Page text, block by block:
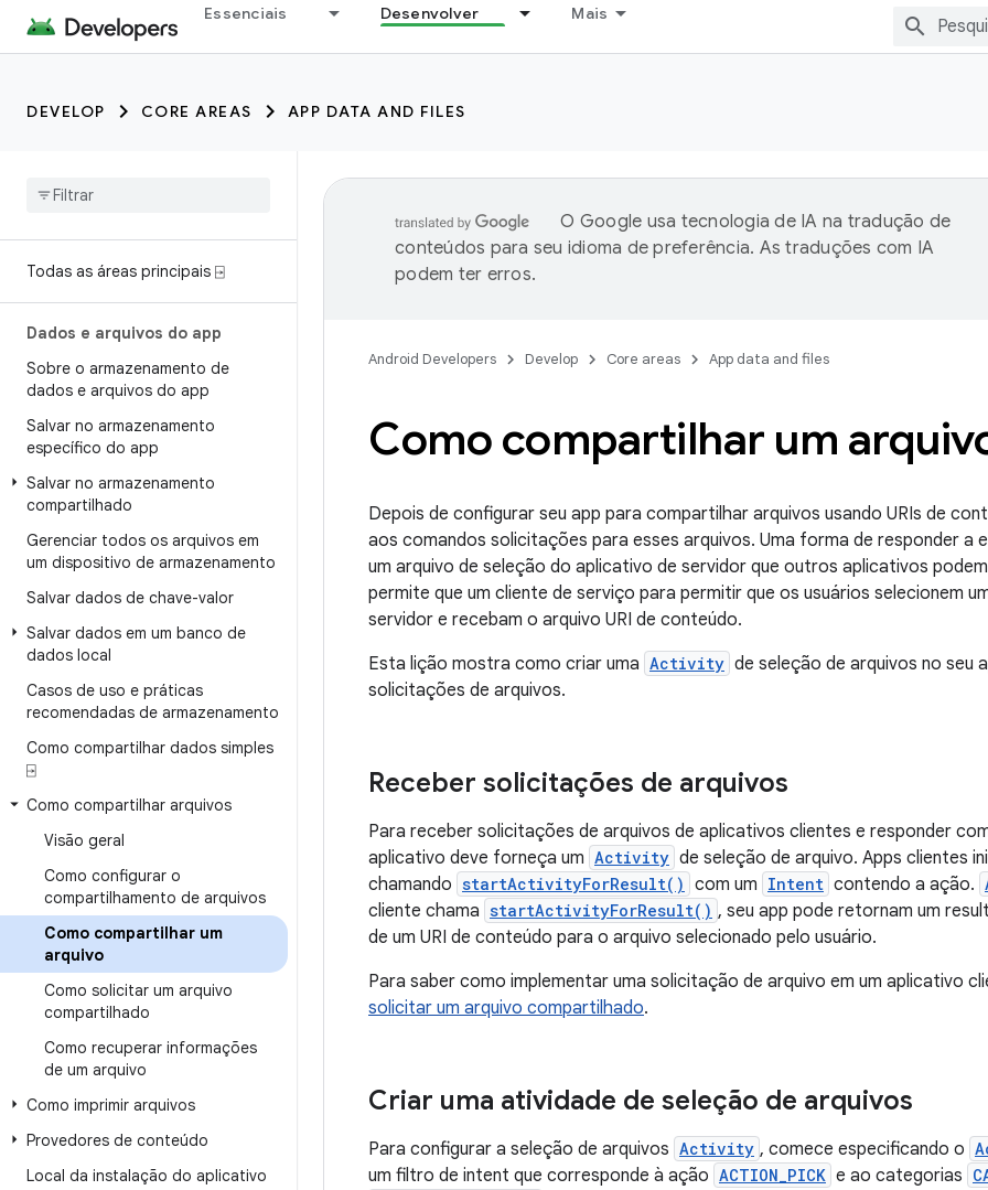
Essenciais Desenvolver Mais
DEVELOP CORE AREAS APP DATA AND FILES
Todas as áreas principais ⍈
Dados e arquivos do app
Sobre o armazenamento de
dados e arquivos do app
Salvar no armazenamento
específico do app
Salvar no armazenamento
compartilhado
Gerenciar todos os arquivos em
um dispositivo de armazenamento
Salvar dados de chave-valor
Salvar dados em um banco de
dados local
Casos de uso e práticas
recomendadas de armazenamento
Como compartilhar dados simples
⍈
Como compartilhar arquivos
Visão geral
Como configurar o
compartilhamento de arquivos
Como compartilhar um
arquivo
Como solicitar um arquivo
compartilhado
Como recuperar informações
de um arquivo
Como imprimir arquivos
Provedores de conteúdo
Local da instalação do aplicativo
O Google usa tecnologia de IA na tradução de
conteúdos para seu idioma de preferência. As traduções com IA
podem ter erros.
Android Developers Develop Core areas App data and files
Como compartilhar um
Depois de configurar seu app para compartilhar arquivos usando URIs de
aos comandos solicitações para esses arquivos. Uma forma de responder a
um arquivo de seleção do aplicativo de servidor que outros aplicativos
permite que um cliente de serviço para permitir que os usuários selecionem
servidor e recebam o arquivo URI de conteúdo.
Esta lição mostra como criar uma Activity de seleção de arquivos no seu
solicitações de arquivos.
Receber solicitações de arquivos
Para receber solicitações de arquivos de aplicativos clientes e responder
aplicativo deve forneça um Activity de seleção de arquivo. Apps clientes
chamando startActivityForResult() com um Intent contendo a ação.
cliente chama startActivityForResult() , seu app pode retornam um
de um URI de conteúdo para o arquivo selecionado pelo usuário.
Para saber como implementar uma solicitação de arquivo em um aplicativo
solicitar um arquivo compartilhado.
Criar uma atividade de seleção de arquivos
Para configurar a seleção de arquivos Activity , comece especificando o
um filtro de intent que corresponde à ação ACTION_PICK e ao categorias